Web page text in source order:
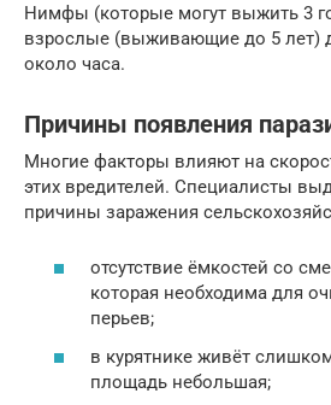
Нимфы (которые могут выжить 3
взрослые (выживающие до 5 лет)
около часа.
Причины появления
Многие факторы влияют на
этих вредителей. Специалисты
причины заражения
отсутствие ёмкостей со
которая необходима для
перьев;
в курятнике живёт
площадь небольшая;